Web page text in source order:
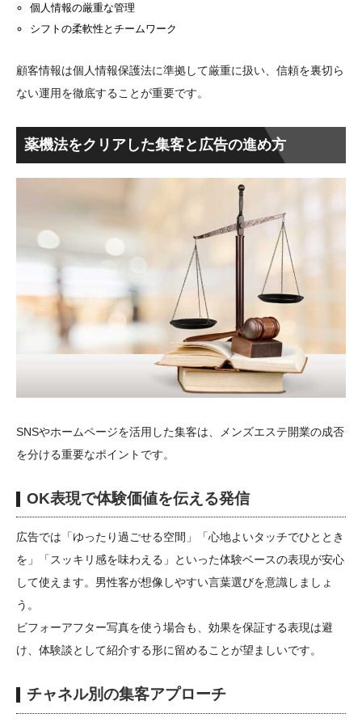
個人情報の厳重な管理
シフトの柔軟性とチームワーク
顧客情報は個人情報保護法に準拠して厳重に扱い、信頼を裏切ら
ない運用を徹底することが重要です。
薬機法をクリアした集客と広告の進め方
SNSやホームページを活用した集客は、メンズエステ開業の成否
を分ける重要なポイントです。
OK表現で体験価値を伝える発信
広告では「ゆったり過ごせる空間」「心地よいタッチでひととき
を」「スッキリ感を味わえる」といった体験ベースの表現が安心
して使えます。男性客が想像しやすい言葉選びを意識しましょ
う。
ビフォーアフター写真を使う場合も、効果を保証する表現は避
け、体験談として紹介する形に留めることが望ましいです。
チャネル別の集客アプローチ